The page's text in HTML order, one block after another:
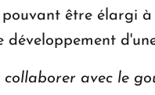
être élargi
collaborer avec le